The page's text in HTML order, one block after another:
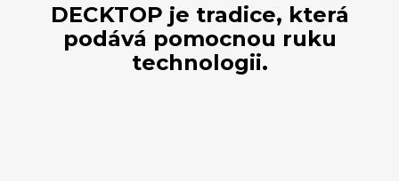
DECKTOP je tradice, která
podává pomocnou ruku
technologii.